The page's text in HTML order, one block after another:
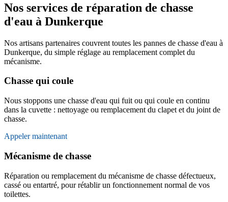
Nos services de réparation de chasse
d'eau à Dunkerque
Nos artisans partenaires couvrent toutes les pannes de chasse d'eau à
Dunkerque, du simple réglage au remplacement complet du
mécanisme.
Chasse qui coule
Nous stoppons une chasse d'eau qui fuit ou qui coule en continu
dans la cuvette : nettoyage ou remplacement du clapet et du joint de
chasse.
Appeler maintenant
Mécanisme de chasse
Réparation ou remplacement du mécanisme de chasse défectueux,
cassé ou entartré, pour rétablir un fonctionnement normal de vos
toilettes.